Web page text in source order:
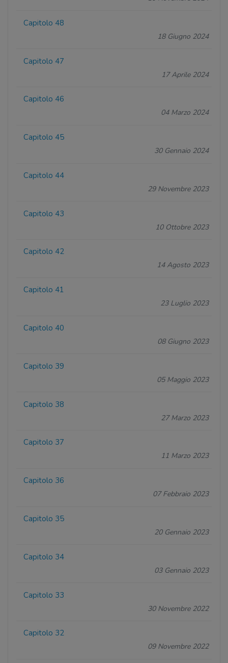
Capitolo 48
18 Giugno 2024
Capitolo 47
17 Aprile 2024
Capitolo 46
04 Marzo 2024
Capitolo 45
30 Gennaio 2024
Capitolo 44
29 Novembre 2023
Capitolo 43
10 Ottobre 2023
Capitolo 42
14 Agosto 2023
Capitolo 41
23 Luglio 2023
Capitolo 40
08 Giugno 2023
Capitolo 39
05 Maggio 2023
Capitolo 38
27 Marzo 2023
Capitolo 37
11 Marzo 2023
Capitolo 36
07 Febbraio 2023
Capitolo 35
20 Gennaio 2023
Capitolo 34
03 Gennaio 2023
Capitolo 33
30 Novembre 2022
Capitolo 32
09 Novembre 2022